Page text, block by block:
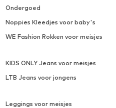
Ondergoed
Noppies Kleedjes voor baby's
WE Fashion Rokken voor meisjes
KIDS ONLY Jeans voor meisjes
LTB Jeans voor jongens
Leggings voor meisjes